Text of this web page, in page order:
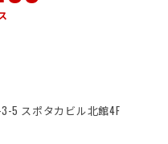
5 スポタカビル北館4F